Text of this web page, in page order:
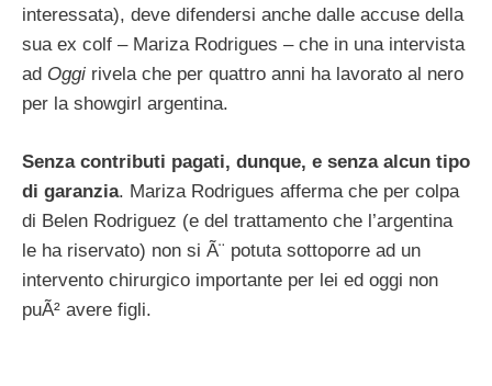
interessata), deve difendersi anche dalle accuse della
sua ex colf – Mariza Rodrigues – che in una intervista
ad Oggi rivela che per quattro anni ha lavorato al nero
per la showgirl argentina.
Senza contributi pagati, dunque, e senza alcun tipo
di garanzia. Mariza Rodrigues afferma che per colpa
di Belen Rodriguez (e del trattamento che l’argentina
le ha riservato) non si Ã¨ potuta sottoporre ad un
intervento chirurgico importante per lei ed oggi non
puÃ² avere figli.